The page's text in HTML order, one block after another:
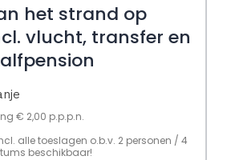
het strand op
vlucht, transfer en
€ 2,00 p.p.p.n.
alle toeslagen o.b.v. 2 personen / 4
beschikbaar!